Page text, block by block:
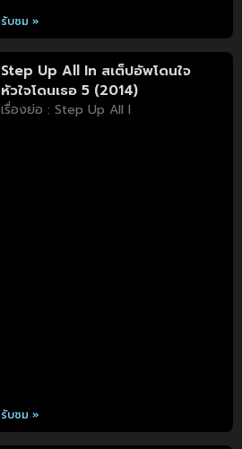
รับชม »
Step Up All In สเต็ปอัพโดนใจ
หัวใจโดนเธอ 5 (2014)
เรื่องย่อ : Step Up All I
รับชม »